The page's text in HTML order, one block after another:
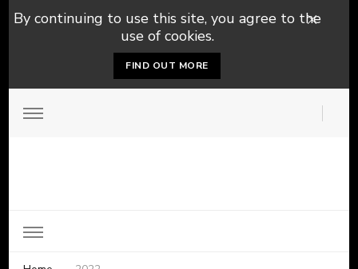
By continuing to use this site, you agree to the
use of cookies.
FIND OUT MORE